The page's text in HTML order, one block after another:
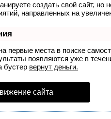
создать свой сайт, но
направленных на
первые места в поиске
появляются уже в
бустер вернут деньги.
сайта